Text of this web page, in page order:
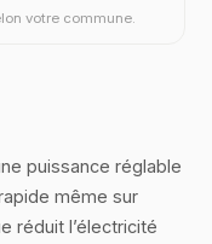
votre commune.
puissance réglable
même sur
réduit l’électricité